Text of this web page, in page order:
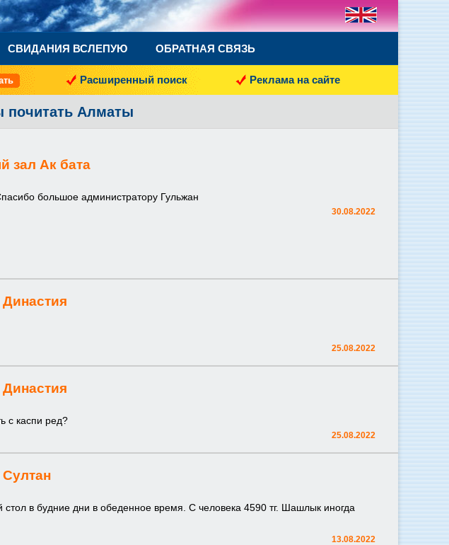
СВИДАНИЯ ВСЛЕПУЮ ОБРАТНАЯ СВЯЗЬ
Расширенный поиск Реклама на сайте
почитать Алматы
зал Ак бата
большое администратору Гульжан
30.08.2022
25.08.2022
с каспи ред?
25.08.2022
Султан
стол в будние дни в обеденное время. С человека 4590 тг. Шашлык иногда
13.08.2022